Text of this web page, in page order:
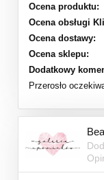
Ocena produktu:
Ocena obsługi
Ocena dostawy:
Ocena sklepu:
Dodatkowy
Przerosło